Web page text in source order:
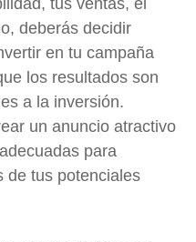
deberás decidir
en tu campaña
los resultados son
a la inversión.
un anuncio atractivo
para
de tus potenciales